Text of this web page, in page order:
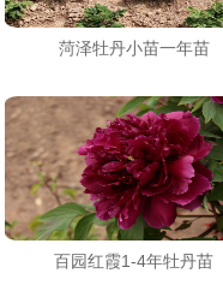
菏泽牡丹小苗一年苗
百园红霞1-4年牡丹苗